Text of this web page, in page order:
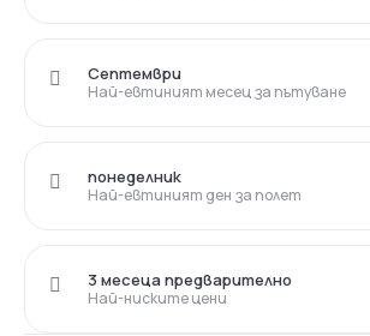
Най-евтиният месец за пътуване
Септември
Най-евтиният ден за полет
понеделник
Най-ниските цени
3 месеца предварително